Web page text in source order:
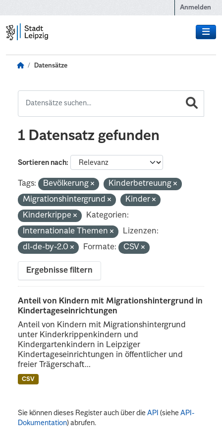
Anmelden
Datensätze
1 Datensatz gefunden
Sortieren nach
Tags: Bevölkerung
Kinderbetreuung
Migrationshintergrund
Kinder
Kinderkrippe
Kategorien:
Internationale Themen
Lizenzen:
dl-de-by-2.0
Formate: CSV
Ergebnisse filtern
Anteil von Kindern mit Migrationshintergrund in
Kindertageseinrichtungen
Anteil von Kindern mit Migrationshintergrund
unter Kinderkrippenkindern und
Kindergartenkindern in Leipziger
Kindertageseinrichtungen in öffentlicher und
freier Trägerschaft...
CSV
Sie können dieses Register auch über dieAPI (sieheAPI-
Dokumentation) abrufen.